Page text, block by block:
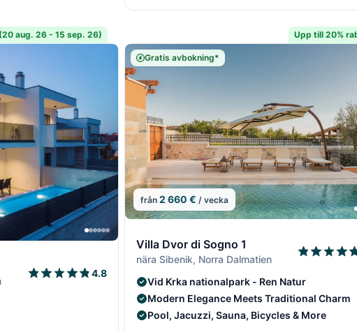
aug. 26 - 15 sep. 26)
4/22
4.8
Upp till 20%
Gratis avbokning*
från 2 660 € / vecka
Villa Dvor di Sogno 1
nära Sibenik, Norra Dalmatien
Vid Krka nationalpark - Ren Natur
Modern Elegance Meets Traditional Charm
Pool, Jacuzzi, Sauna, Bicycles & More